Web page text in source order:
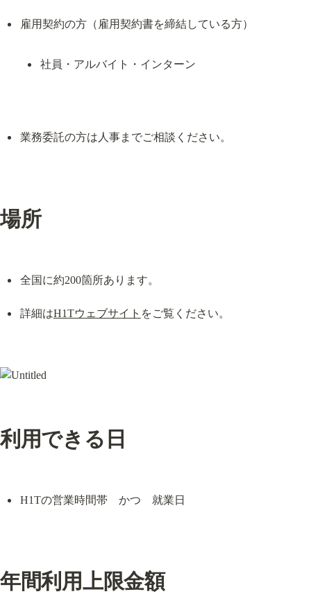
社員・アルバイト・インターン
業務委託の方は人事までご相談ください。
場所
全国に約200箇所あります。
詳細はH1Tウェブサイト をご覧ください。
利用できる日
H1Tの営業時間帯　かつ　就業日
年間利用上限金額